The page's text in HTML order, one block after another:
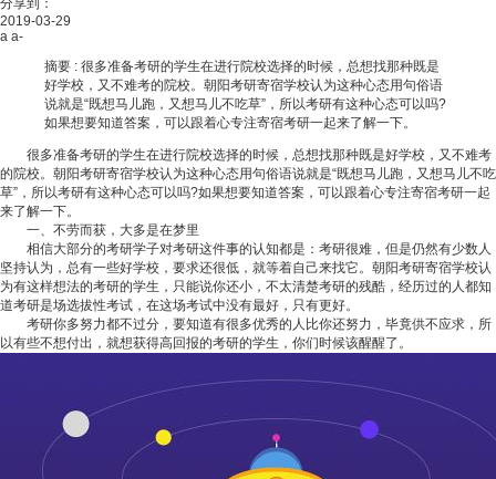
分享到：
2019-03-29
a a-
摘要 : 很多准备考研的学生在进行院校选择的时候，总想找那种既是
好学校，又不难考的院校。朝阳考研寄宿学校认为这种心态用句俗语
说就是“既想马儿跑，又想马儿不吃草”，所以考研有这种心态可以吗?
如果想要知道答案，可以跟着心专注寄宿考研一起来了解一下。
很多准备考研的学生在进行院校选择的时候，总想找那种既是好学校，又不难考
的院校。朝阳考研寄宿学校认为这种心态用句俗语说就是“既想马儿跑，又想马儿不吃
草”，所以考研有这种心态可以吗?如果想要知道答案，可以跟着心专注寄宿考研一起
来了解一下。
一、不劳而获，大多是在梦里
相信大部分的考研学子对考研这件事的认知都是：考研很难，但是仍然有少数人
坚持认为，总有一些好学校，要求还很低，就等着自己来找它。朝阳考研寄宿学校认
为有这样想法的考研的学生，只能说你还小，不太清楚考研的残酷，经历过的人都知
道考研是场选拔性考试，在这场考试中没有最好，只有更好。
考研你多努力都不过分，要知道有很多优秀的人比你还努力，毕竟供不应求，所
以有些不想付出，就想获得高回报的考研的学生，你们时候该醒醒了。